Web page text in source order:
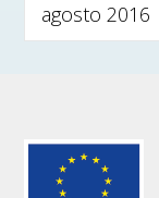
agosto 2016